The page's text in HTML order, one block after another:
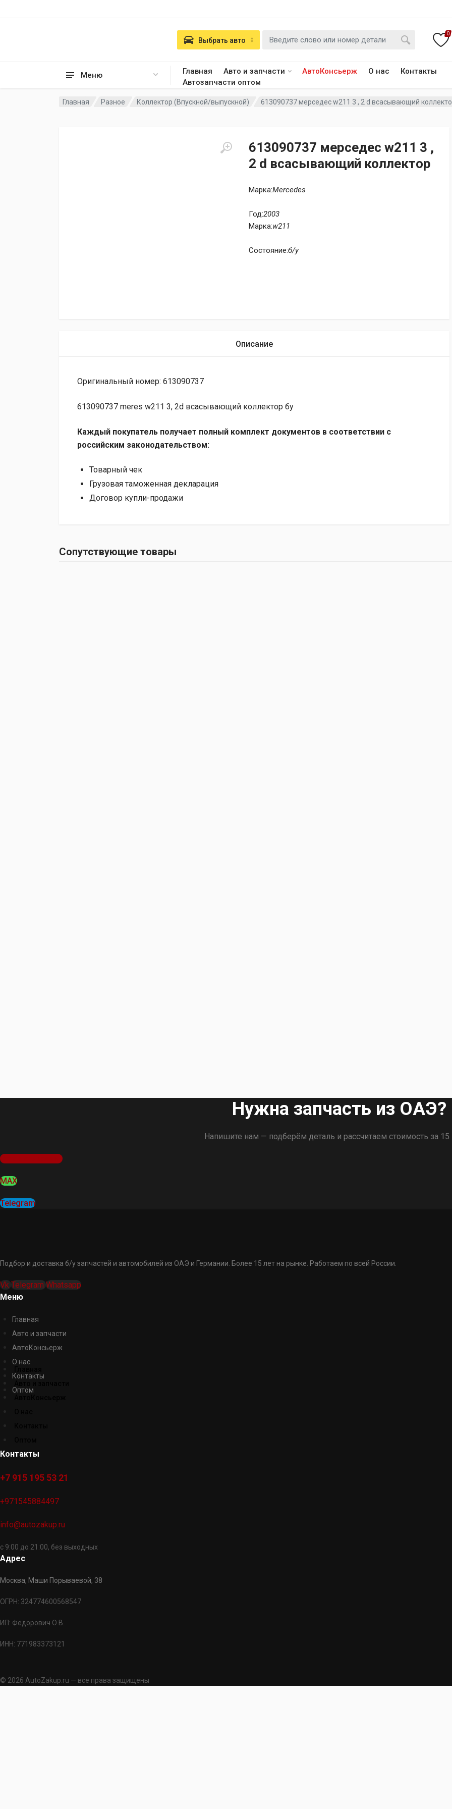
Меню Главная Авто и запчасти АвтоКонсьерж О нас
Контакты
Автозапчасти оптом
Выбрать авто
0
Главная Разное Коллектор (Впускной/выпускной) 613090737 мерседес w211 3 , 2 d всасывающий
613090737 мерседес w211 3 ,
2 d всасывающий коллектор
Марка:Mercedes
Год:2003
Марка:w211
Состояние:б/у
Описание
Оригинальный номер: 613090737
613090737 meres w211 3, 2d всасывающий коллектор бу
Каждый покупатель получает полный комплект документов в соответствии с
российским законодательством:
Товарный чек
Грузовая таможенная декларация
Договор купли-продажи
Сопутствующие товары
Нужна запчасть из ОАЭ?
Напишите нам — подберём деталь и рассчитаем стоимость за 15
Оставить заявку
MAX
Telegram
Подбор и доставка б/у запчастей и автомобилей из ОАЭ и Германии. Более 15 лет на рынке. Работаем по всей России.
Vk Telegram Whatsapp
Меню
Главная
Авто и запчасти
АвтоКонсьерж
О нас
Контакты
Оптом
Контакты
+7 915 195 53 21
+971545884497
info@autozakup.ru
с 9:00 до 21:00, без выходных
Адрес
Москва, Маши Порываевой, 38
ОГРН: 324774600568547
ИП: Федорович О.В.
ИНН: 771983373121
© 2026 AutoZakup.ru — все права защищены